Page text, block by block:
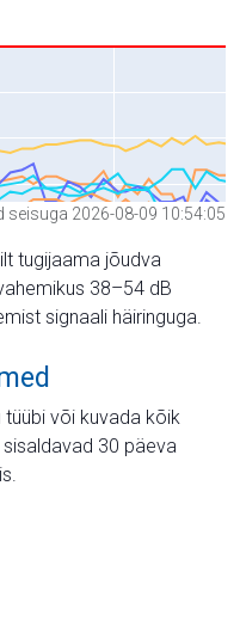
2026-08-09 10:54:05
tugijaama jõudva
38–54 dB
signaali häiringuga.
või kuvada kõik
30 päeva